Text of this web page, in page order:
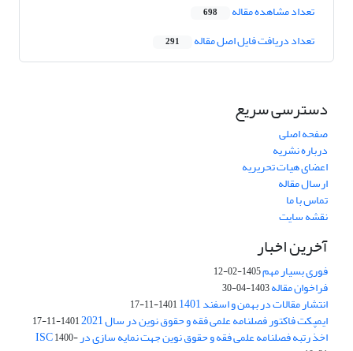
تعداد مشاهده مقاله 698
تعداد دریافت فایل اصل مقاله 291
دسترسی سریع
صفحه اصلی
درباره نشریه
اعضای هیات تحریریه
ارسال مقاله
تماس با ما
نقشه سایت
آخرین اخبار
فوری بسیار مهم1405-02-12
فراخوان مقاله1403-04-30
انتشار مقالات در بهمن و اسفند 1401 1401-11-17
ایمپکت فاکتور فصلنامه علمی فقه و حقوق نوین در سال 2021 1401-11-17
اخذ رتبه فصلنامه علمی فقه و حقوق نوین جهت نمایه سازی در ISC1400-